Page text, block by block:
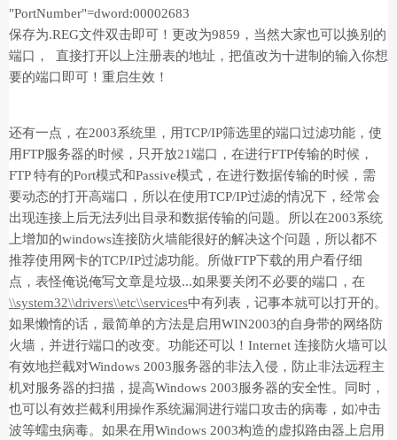
"PortNumber"=dword:00002683
保存为.REG文件双击即可！更改为9859，当然大家也可以换别的
端口， 直接打开以上注册表的地址，把值改为十进制的输入你想
要的端口即可！重启生效！
还有一点，在2003系统里，用TCP/IP筛选里的端口过滤功能，使
用FTP服务器的时候，只开放21端口，在进行FTP传输的时候，
FTP 特有的Port模式和Passive模式，在进行数据传输的时候，需
要动态的打开高端口，所以在使用TCP/IP过滤的情况下，经常会
出现连接上后无法列出目录和数据传输的问题。所以在2003系统
上增加的windows连接防火墙能很好的解决这个问题，所以都不
推荐使用网卡的TCP/IP过滤功能。所做FTP下载的用户看仔细
点，表怪俺说俺写文章是垃圾...如果要关闭不必要的端口，在
\\system32\\drivers\\etc\\services中有列表，记事本就可以打开的。
如果懒惰的话，最简单的方法是启用WIN2003的自身带的网络防
火墙，并进行端口的改变。功能还可以！Internet 连接防火墙可以
有效地拦截对Windows 2003服务器的非法入侵，防止非法远程主
机对服务器的扫描，提高Windows 2003服务器的安全性。同时，
也可以有效拦截利用操作系统漏洞进行端口攻击的病毒，如冲击
波等蠕虫病毒。如果在用Windows 2003构造的虚拟路由器上启用